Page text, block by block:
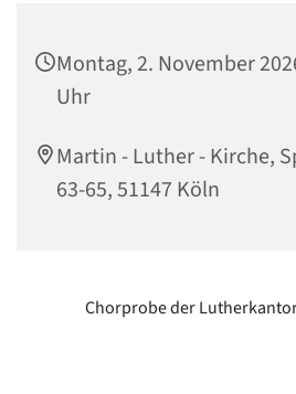
Montag, 2. November
Uhr
Martin - Luther - Kirche,
63-65, 51147 Köln
Chorprobe der